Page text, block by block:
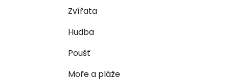
Zvířata
Hudba
Poušť
Moře a pláže